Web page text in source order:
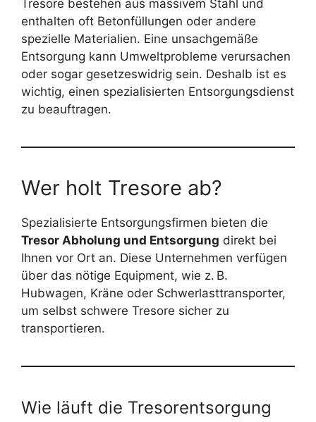
Tresore bestehen aus massivem Stahl und
enthalten oft Betonfüllungen oder andere
spezielle Materialien. Eine unsachgemäße
Entsorgung kann Umweltprobleme verursachen
oder sogar gesetzeswidrig sein. Deshalb ist es
wichtig, einen spezialisierten Entsorgungsdienst
zu beauftragen.
Wer holt Tresore ab?
Spezialisierte Entsorgungsfirmen bieten die
Tresor Abholung und Entsorgung direkt bei
Ihnen vor Ort an. Diese Unternehmen verfügen
über das nötige Equipment, wie z. B.
Hubwagen, Kräne oder Schwerlasttransporter,
um selbst schwere Tresore sicher zu
transportieren.
Wie läuft die Tresorentsorgung